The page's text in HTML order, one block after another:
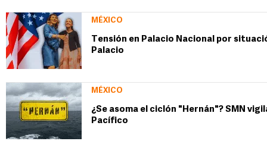
MÉXICO
Tensión en Palacio Nacional por
Palacio
MÉXICO
¿Se asoma el ciclón "Hernán"? SMN
Pacífico